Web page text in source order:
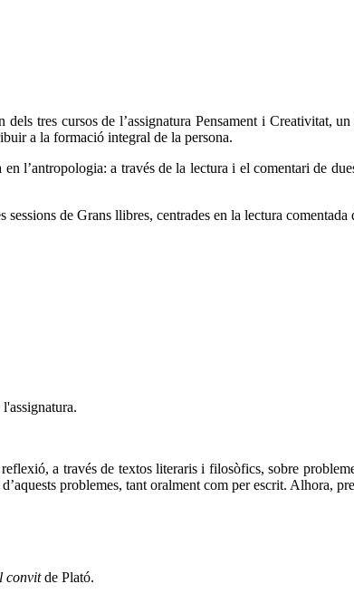
dels tres cursos de l’assignatura Pensament i
a la formació integral de la persona.
l’antropologia: a través de la lectura i el comentari de
sessions de Grans llibres, centrades en la lectura
a través de textos literaris i filosòfics, sobre
problemes, tant oralment com per escrit. Alhora,
convitde Plató.